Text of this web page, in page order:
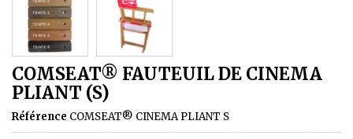
COMSEAT® FAUTEUIL DE CINEMA
PLIANT (S)
Référence COMSEAT® CINEMA PLIANT S